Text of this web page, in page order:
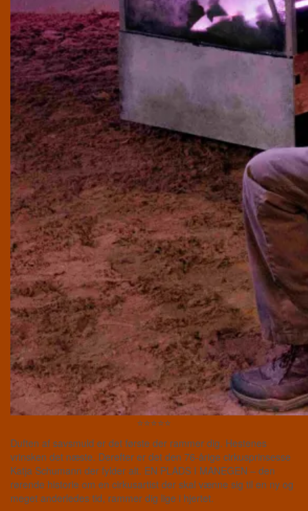
⭐⭐⭐⭐⭐
Duften af savsmuld er det første der rammer dig. Hestenes
vrinsken det næste. Derefter er det den 76-årige cirkusprinsesse
Katja Schumann der fylder alt. EN PLADS I MANEGEN – den
rørende historie om en cirkusartist der skal vænne sig til en ny og
meget anderledes tid, rammer dig lige i hjertet.